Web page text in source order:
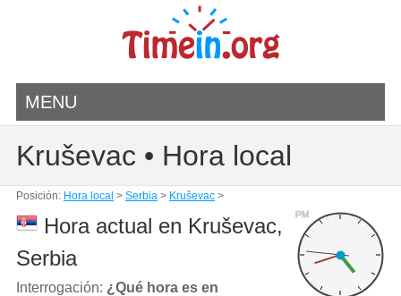
MENU
Kruševac • Hora local
Posición: Hora local > Serbia> Kruševac>
PM
Hora actual en Kruševac,
Serbia
Interrogación: ¿Qué hora es en